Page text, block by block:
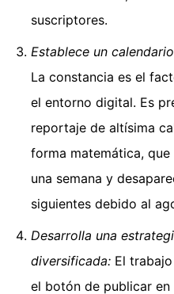
suscriptores.
Establece un
La constancia es el
el entorno digital. Es
reportaje de altísima
forma matemática,
una semana y
siguientes debido al
Desarrolla una
diversificada: El
el botón de publicar